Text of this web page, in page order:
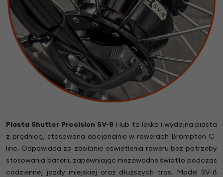
Piasta Shutter Precision SV-8 Hub to lekka i wydajna piasta
z prądnicą, stosowana opcjonalnie w rowerach Brompton C-
line. Odpowiada za zasilanie oświetlenia roweru bez potrzeby
stosowania baterii, zapewniając niezawodne światło podczas
codziennej jazdy miejskiej oraz dłuższych tras. Model SV-8